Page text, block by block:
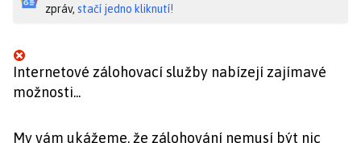
zpráv, stačí jedno kliknutí!
Internetové zálohovací služby nabízejí zajímavé
možnosti...
My vám ukážeme, že zálohování nemusí být nic